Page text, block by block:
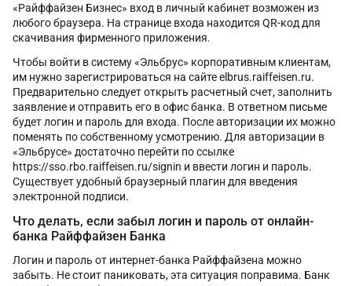
«Райффайзен Бизнес» вход в личный кабинет возможен из
любого браузера. На странице входа находится QR-код для
скачивания фирменного приложения.
Чтобы войти в систему «Эльбрус» корпоративным клиентам,
им нужно зарегистрироваться на сайте elbrus.raiffeisen.ru.
Предварительно следует открыть расчетный счет, заполнить
заявление и отправить его в офис банка. В ответном письме
будет логин и пароль для входа. После авторизации их можно
поменять по собственному усмотрению. Для авторизации в
«Эльбрусе» достаточно перейти по ссылке
https://sso.rbo.raiffeisen.ru/signin и ввести логин и пароль.
Существует удобный браузерный плагин для введения
электронной подписи.
Что делать, если забыл логин и пароль от онлайн-
банка Райффайзен Банка
Логин и пароль от интернет-банка Райффайзена можно
забыть. Не стоит паниковать, эта ситуация поправима. Банк